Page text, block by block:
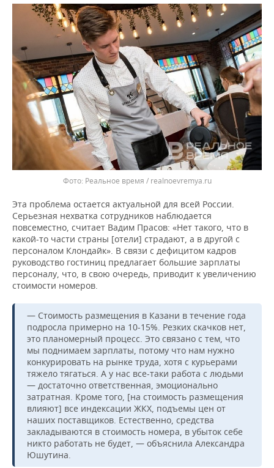
Реальное время / realnoevremya.ru
Эта проблема остается актуальной для всей России.
Серьезная нехватка сотрудников наблюдается
повсеместно, считает Вадим Прасов: «Нет такого, что в
какой-то части страны [отели] страдают, а в другой с
персоналом Клондайк». В связи с дефицитом кадров
руководство гостиниц предлагает большие зарплаты
персоналу, что, в свою очередь, приводит к увеличению
стоимости номеров.
— Стоимость размещения в Казани в течение года
подросла примерно на 10-15%. Резких скачков нет,
это планомерный процесс. Это связано с тем, что
мы поднимаем зарплаты, потому что нам нужно
конкурировать на рынке труда, хотя с курьерами
тяжело тягаться. А у нас все-таки работа с людьми
— достаточно ответственная, эмоционально
затратная. Кроме того, [на стоимость размещения
влияют] все индексации ЖКХ, подъемы цен от
наших поставщиков. Естественно, средства
закладываются в стоимость номера, в убыток себе
никто работать не будет, — объяснила Александра
Юшутина.